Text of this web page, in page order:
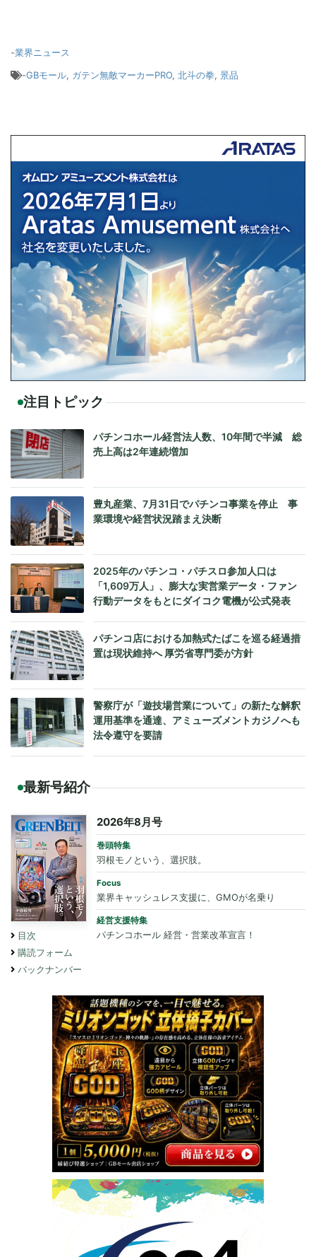
-業界ニュース
-GBモール, ガテン無敵マーカーPRO, 北斗の拳, 景品
注目トピック
パチンコホール経営法人数、10年間で半減 総
売上高は2年連続増加
豊丸産業、7月31日でパチンコ事業を停止 事
業環境や経営状況踏まえ決断
2025年のパチンコ・パチスロ参加人口は
「1,609万人」、膨大な実営業データ・ファン
行動データをもとにダイコク電機が公式発表
パチンコ店における加熱式たばこを巡る経過措
置は現状維持へ 厚労省専門委が方針
警察庁が「遊技場営業について」の新たな解釈
運用基準を通達、アミューズメントカジノへも
法令遵守を要請
最新号紹介
目次
購読フォーム
バックナンバー
2026年8月号
巻頭特集
羽根モノという、選択肢。
Focus
業界キャッシュレス支援に、GMOが名乗り
経営支援特集
パチンコホール 経営・営業改革宣言！